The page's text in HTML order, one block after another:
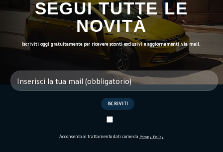
SEGUI TUTTE LE
NOVITÀ
Iscriviti oggi gratuitamente per ricevere sconti esclusivi e aggiornamenti via mail.
Acconsento al trattamento dati come da Privacy Policy